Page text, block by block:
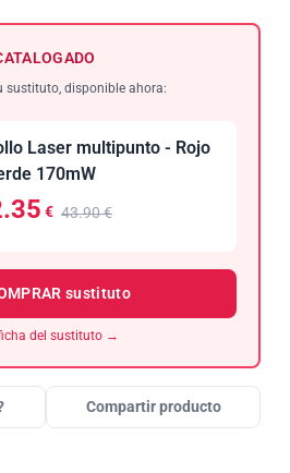
sustituto, disponible ahora:
Laser multipunto - Rojo
170mW
€ 43.90 €
sustituto
del sustituto →
Compartir producto